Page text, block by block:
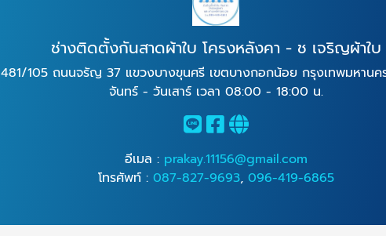
ช่างติดตั้งกันสาดผ้าใบ โครงหลังคา - ช เจริญผ้าใบ
481/105 ถนนจรัญ 37 แขวงบางขุนศรี เขตบางกอกน้อย กรุงเทพมหานค
จันทร์ - วันเสาร์ เวลา 08:00 - 18:00 น.
อีเมล : prakay.11156@gmail.com
โทรศัพท์ : 087-827-9693, 096-419-6865